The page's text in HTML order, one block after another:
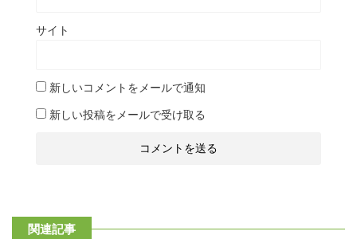
サイト
新しいコメントをメールで通知
新しい投稿をメールで受け取る
関連記事